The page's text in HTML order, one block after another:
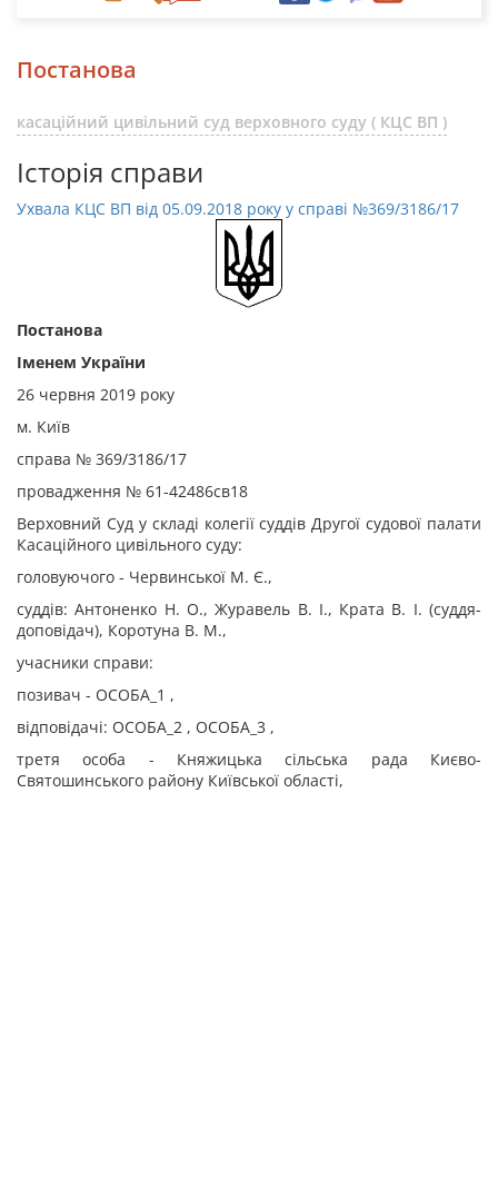
Постанова
касаційний цивільний суд верховного суду ( КЦС ВП )
Історія справи
Ухвала КЦС ВП від 05.09.2018 року у справі №369/3186/17
Постанова
Іменем України
26 червня 2019 року
м. Київ
справа № 369/3186/17
провадження № 61-42486св18
Верховний Суд у складі колегії суддів Другої судової палати
Касаційного цивільного суду:
головуючого - Червинської М. Є.,
суддів: Антоненко Н. О., Журавель В. І., Крата В. І. (суддя-
доповідач), Коротуна В. М.,
учасники справи:
позивач - ОСОБА_1 ,
відповідачі: ОСОБА_2 , ОСОБА_3 ,
третя особа - Княжицька сільська рада Києво-
Святошинського району Київської області,